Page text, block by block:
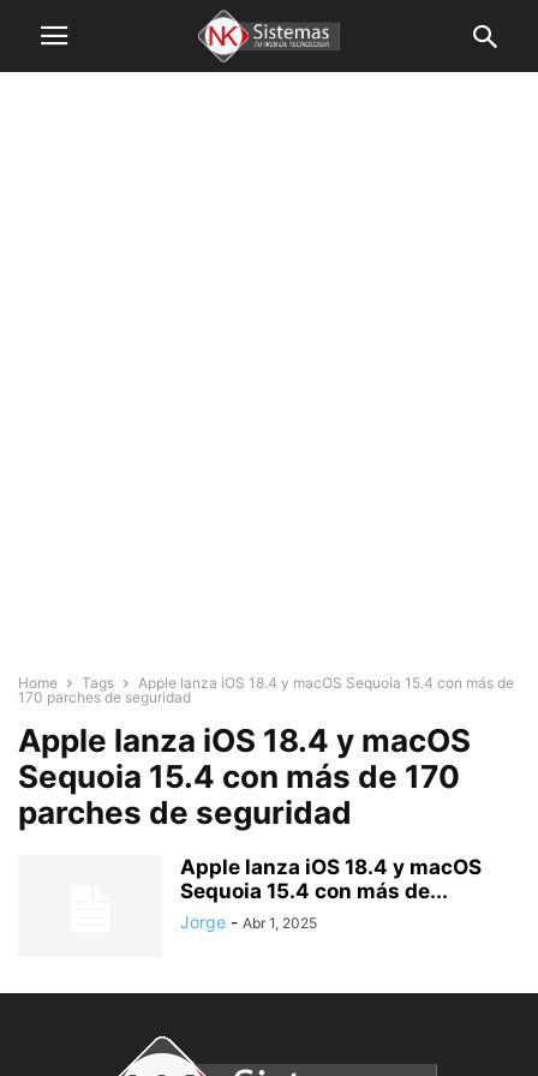
Home Tags
Apple lanza iOS 18.4 y macOS Sequoia 15.4 con más de
170 parches de seguridad
Apple lanza iOS 18.4 y macOS
Sequoia 15.4 con más de 170
parches de seguridad
Apple lanza iOS 18.4 y macOS
Sequoia 15.4 con más de...
Jorge - Abr 1, 2025